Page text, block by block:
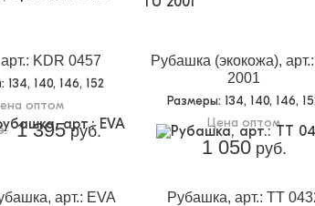
KDR 0457
: 134, 140, 146, 152
оптом
1 395руб.
Рубашка (экокожа),
2001
Размеры: 134, 140, 146,
Цена оптом
1 050руб.
арт.: EVA
Рубашка, арт.: TT